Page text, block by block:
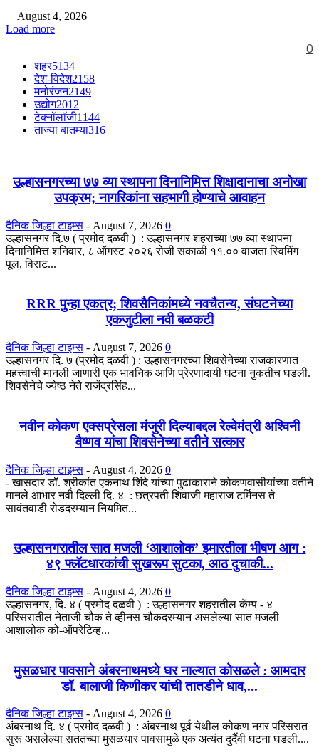
August 4, 2026
Load more
0
शहर5134
देश-विदेश2158
मनोरंजन2149
उद्योग2012
टेक्नॉलॉजी1144
ताज्या बातम्या316
उल्हासनगरच्या ७७ व्या स्थापना दिनानिमित्त शिक्षादानाचा अनोखा
उपक्रम; नागरिकांना सहभागी होण्याचे आवाहन
दैनिक जिल्हा टाइम्स - August 7, 2026 0
उल्हासनगर दि.७ ( प्रमोद दळवी ) : उल्हासनगर शहराच्या ७७ व्या स्थापना
दिनानिमित्त शनिवार, ८ ऑगस्ट २०२६ रोजी सकाळी ११.०० वाजता स्विमिंग
पूल, विराट...
RRR पुन्हा एकत्र; शिवसैनिकांमध्ये नवचैतन्य, संघटनेच्या
एकजुटीला नवी बळकटी
दैनिक जिल्हा टाइम्स - August 7, 2026 0
उल्हासनगर दि. ७ (प्रमोद दळवी ) : उल्हासनगरच्या शिवसेनेच्या राजकारणात
महत्त्वाची मानली जाणारी एक भावनिक आणि प्रेरणादायी घटना नुकतीच घडली.
शिवसेनेचे ज्येष्ठ नेते राजेंद्रसिंह...
नवीन कोकण एक्सप्रेसला मंजुरी दिल्याबद्दल रेल्वेमंत्री अश्विनी
वैष्णव यांचा शिवसेनेच्या वतीने सत्कार
दैनिक जिल्हा टाइम्स - August 4, 2026 0
- खासदार डॉ. श्रीकांत एकनाथ शिंदे यांच्या पुढाकाराने कोकणवासीयांच्या वतीने
मानले आभार नवी दिल्ली दि. ४ : छत्रपती शिवाजी महाराज टर्मिनस ते
सावंतवाडी रोडदरम्यान नियमित...
उल्हासनगरातील सात मजली ‘आशालोक’ इमारतीला भीषण आग :
४९ फ्लॅटधारकांची सुखरूप सुटका, आठ दुचाकी...
दैनिक जिल्हा टाइम्स - August 4, 2026 0
उल्हासनगर, दि. ४ ( प्रमोद दळवी ) : उल्हासनगर शहरातील कॅम्प - ४
परिसरातील नेताजी चौक ते व्हीनस चौकदरम्यान असलेल्या सात मजली
आशालोक को-ऑपरेटिव्ह...
मुसळधार पावसाने अंबरनाथमध्ये घर नाल्यात कोसळले : आमदार
डॉ. बालाजी किणीकर यांची तातडीने धाव,...
दैनिक जिल्हा टाइम्स - August 4, 2026 0
अंबरनाथ दि. ४ ( प्रमोद दळवी ) : अंबरनाथ पूर्व येथील कोकण नगर परिसरात
सुरू असलेल्या सततच्या मुसळधार पावसामुळे एक अत्यंत दुर्दैवी घटना घडली....